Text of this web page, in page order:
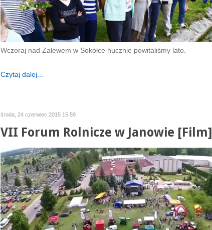
Wczoraj nad Zalewem w Sokółce hucznie powitaliśmy lato.
Czytaj dalej...
środa, 24 czerwiec 2015 15:59
VII Forum Rolnicze w Janowie [Film]